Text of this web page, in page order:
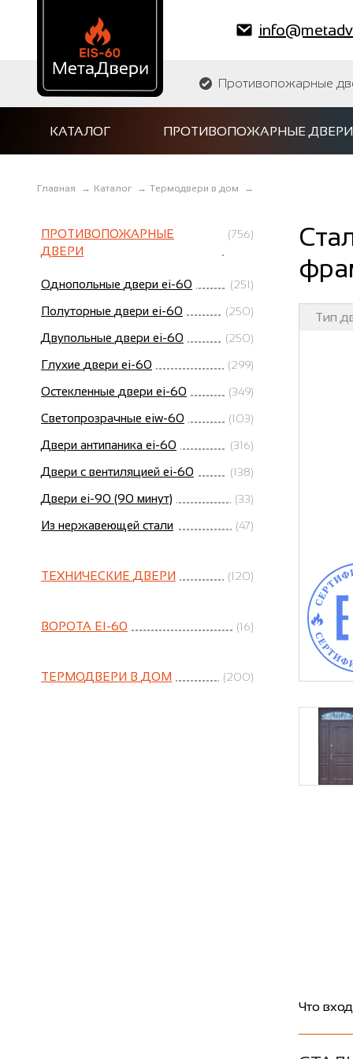
Противопожарные
КАТАЛОГ ПРОТИВОПОЖАРНЫЕ ДВЕРИ
Главная → Каталог → Термодвери в дом →
ПРОТИВОПОЖАРНЫЕ
ДВЕРИ
(756)
Однопольные двери ei-60 (251)
Полуторные двери ei-60 (250)
Двупольные двери ei-60 (250)
Глухие двери ei-60 (299)
Остекленные двери ei-60 (349)
Светопрозрачные eiw-60 (103)
Двери антипаника ei-60 (316)
Двери с вентиляцией ei-60 (138)
Двери ei-90 (90 минут) (33)
Из нержавеющей стали (47)
ТЕХНИЧЕСКИЕ ДВЕРИ (120)
ВОРОТА EI-60 (16)
ТЕРМОДВЕРИ В ДОМ (200)
Тип
Что